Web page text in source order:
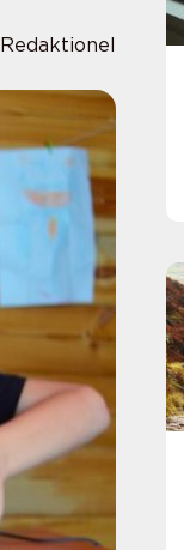
Redaktionel